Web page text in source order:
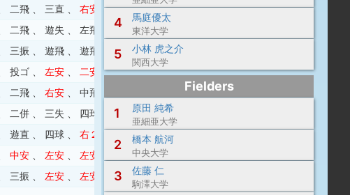
二飛 三直
右安
二飛 遊失
左飛
三振 遊飛
遊飛
投ゴ 左安
二安
二飛 右安
中飛
二併 三失 四球
右飛
遊直 四球 右２
右安
中安 左安
左安
三振 左安 左安
4 馬庭優太
東洋大学
5 小林 虎之介
関西大学
Fielders
1
原田 純希
亜細亜大学
2 橋本 航河
中央大学
3 佐藤 仁
駒澤大学